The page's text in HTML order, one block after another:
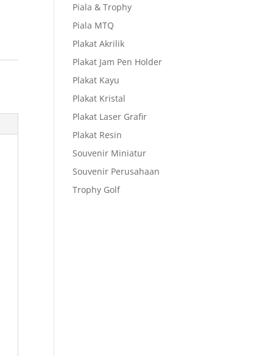
Piala & Trophy
Piala MTQ
Plakat Akrilik
Plakat Jam Pen Holder
Plakat Kayu
Plakat Kristal
Plakat Laser Grafir
Plakat Resin
Souvenir Miniatur
Souvenir Perusahaan
Trophy Golf